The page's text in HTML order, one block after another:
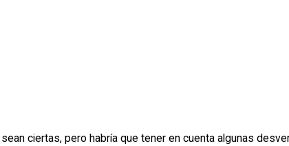
ciertas, pero habría que tener en cuenta algunas